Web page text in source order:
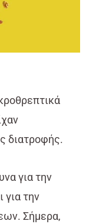
διατροφής.
για την
για την
Σήμερα,